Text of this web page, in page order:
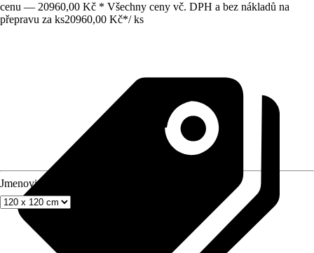
cenu — 20960,00 Kč * Všechny ceny vč. DPH a bez nákladů na
přepravu za ks20960,00 Kč*/ ks
Jmenovitý rozmer (DxŠ)